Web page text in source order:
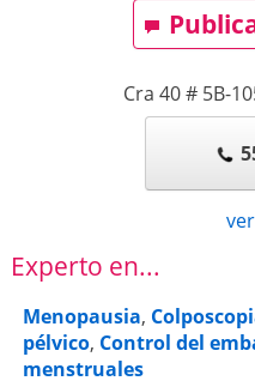
Cra 40 # 5B-
Experto en...
Menopausia,
pélvico, Control del
menstruales